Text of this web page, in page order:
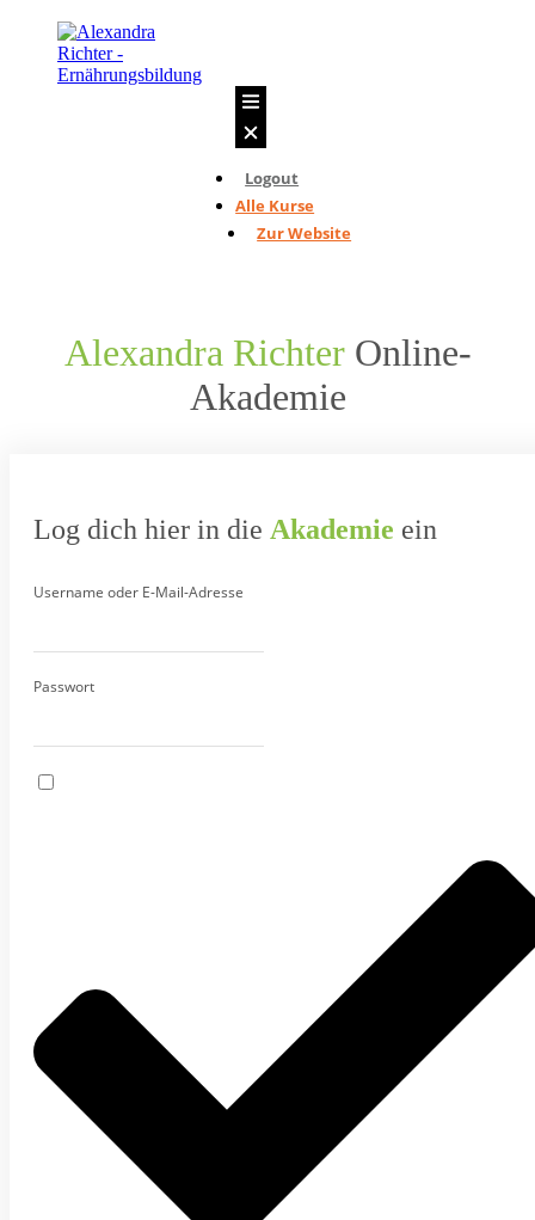
Logout
Alle Kurse
Zur Website
Alexandra Richter Online-
Akademie
Log dich hier in die Akademie ein
Username oder E-Mail-Adresse
Passwort